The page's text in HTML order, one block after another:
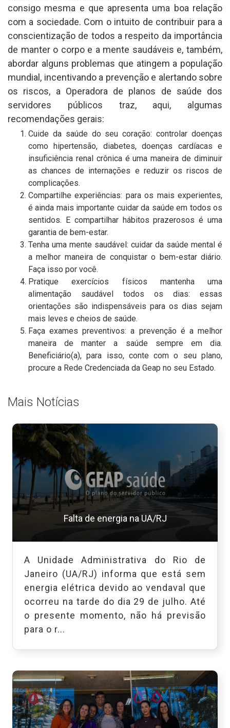
consigo mesma e que apresenta uma boa relação
com a sociedade. Com o intuito de contribuir para a
conscientização de todos a respeito da importância
de manter o corpo e a mente saudáveis e, também,
abordar alguns problemas que atingem a população
mundial, incentivando a prevenção e alertando sobre
os riscos, a Operadora de planos de saúde dos
servidores públicos traz, aqui, algumas
recomendações gerais:
Cuide da saúde do seu coração: controlar doenças
como hipertensão, diabetes, doenças cardíacas e
insuficiência renal crônica é uma maneira de diminuir
as chances de internações e reduzir os riscos de
complicações.
Compartilhe experiências: para os mais experientes,
é ainda mais importante cuidar da saúde em todos os
sentidos. E compartilhar hábitos prazerosos é uma
garantia de bem-estar.
Tenha uma mente saudável: cuidar da saúde mental é
a melhor maneira de conquistar o bem-estar diário.
Faça isso por você.
Pratique exercícios físicos mantenha uma
alimentação saudável todos os dias: essas
orientações são indispensáveis para os dias sejam
mais leves e cheios de saúde.
Faça exames preventivos: a prevenção é a melhor
maneira de manter a saúde sempre em dia.
Beneficiário(a), para isso, conte com o seu plano,
procure a Rede Credenciada da Geap no seu Estado.
Mais Notícias
Falta de energia na UA/RJ
A Unidade Administrativa do Rio de
Janeiro (UA/RJ) informa que está sem
energia elétrica devido ao vendaval que
ocorreu na tarde do dia 29 de julho. Até
o presente momento, não há previsão
para o r...